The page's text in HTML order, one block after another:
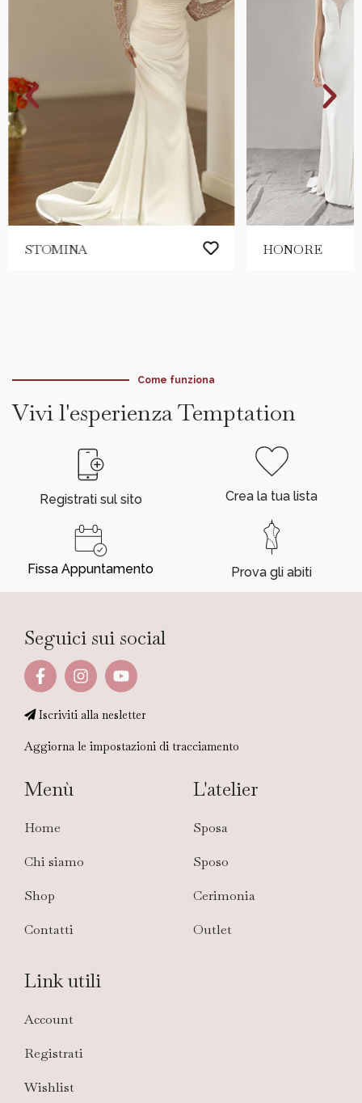
STOMINA HONORE
Come funziona
Vivi l'esperienza Temptation
Registrati sul sito
Fissa Appuntamento
Crea la tua lista
Prova gli abiti
Seguici sui social
Iscriviti alla nesletter
Aggiorna le impostazioni di tracciamento
Menù
Home
Chi siamo
Shop
Contatti
L'atelier
Sposa
Sposo
Cerimonia
Outlet
Link utili
Account
Registrati
Wishlist